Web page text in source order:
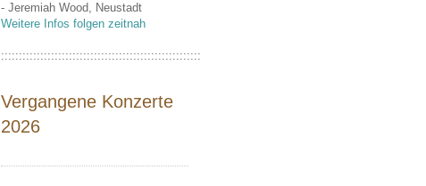
- Jeremiah Wood, Neustadt
Weitere Infos folgen zeitnah
::::::::::::::::::::::::::::::::::::::::::::::::::::::::
Vergangene Konzerte
2026